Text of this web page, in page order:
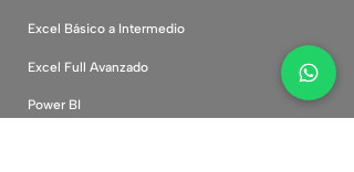
Excel Básico a Intermedio
Excel Full Avanzado
Power BI